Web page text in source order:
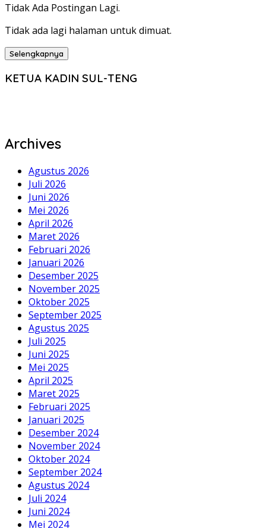
Tidak Ada Postingan Lagi.
Tidak ada lagi halaman untuk dimuat.
Selengkapnya
KETUA KADIN SUL-TENG
Archives
Agustus 2026
Juli 2026
Juni 2026
Mei 2026
April 2026
Maret 2026
Februari 2026
Januari 2026
Desember 2025
November 2025
Oktober 2025
September 2025
Agustus 2025
Juli 2025
Juni 2025
Mei 2025
April 2025
Maret 2025
Februari 2025
Januari 2025
Desember 2024
November 2024
Oktober 2024
September 2024
Agustus 2024
Juli 2024
Juni 2024
Mei 2024